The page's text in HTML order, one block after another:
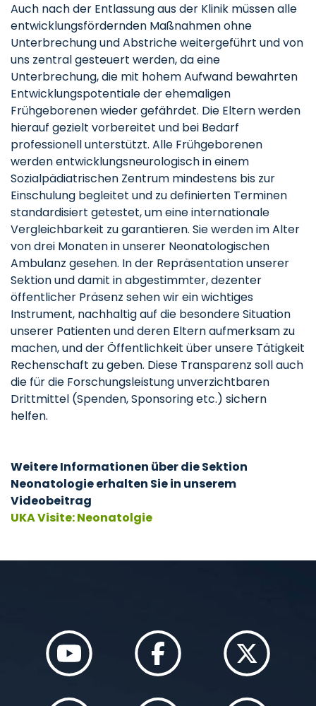
Auch nach der Entlassung aus der Klinik müssen alle
entwicklungsfördernden Maßnahmen ohne
Unterbrechung und Abstriche weitergeführt und von
uns zentral gesteuert werden, da eine
Unterbrechung, die mit hohem Aufwand bewahrten
Entwicklungspotentiale der ehemaligen
Frühgeborenen wieder gefährdet. Die Eltern werden
hierauf gezielt vorbereitet und bei Bedarf
professionell unterstützt. Alle Frühgeborenen
werden entwicklungsneurologisch in einem
Sozialpädiatrischen Zentrum mindestens bis zur
Einschulung begleitet und zu definierten Terminen
standardisiert getestet, um eine internationale
Vergleichbarkeit zu garantieren. Sie werden im Alter
von drei Monaten in unserer Neonatologischen
Ambulanz gesehen. In der Repräsentation unserer
Sektion und damit in abgestimmter, dezenter
öffentlicher Präsenz sehen wir ein wichtiges
Instrument, nachhaltig auf die besondere Situation
unserer Patienten und deren Eltern aufmerksam zu
machen, und der Öffentlichkeit über unsere Tätigkeit
Rechenschaft zu geben. Diese Transparenz soll auch
die für die Forschungsleistung unverzichtbaren
Drittmittel (Spenden, Sponsoring etc.) sichern
helfen.
Weitere Informationen über die Sektion
Neonatologie erhalten Sie in unserem
Videobeitrag
UKA Visite: Neonatolgie